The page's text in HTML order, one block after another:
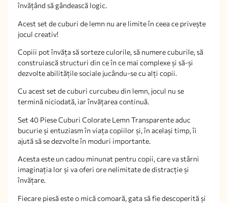
învățând să gândească logic.
Acest set de cuburi de lemn nu are limite în ceea ce privește
jocul creativ!
Copiii pot învăța să sorteze culorile, să numere cuburile, să
construiască structuri din ce în ce mai complexe și să-și
dezvolte abilitățile sociale jucându-se cu alți copii.
Cu acest set de cuburi curcubeu din lemn, jocul nu se
termină niciodată, iar învățarea continuă.
Set 40 Piese Cuburi Colorate Lemn Transparente aduc
bucurie și entuziasm în viața copiilor și, în același timp, îi
ajută să se dezvolte în moduri importante.
Acesta este un cadou minunat pentru copii, care va stârni
imaginația lor și va oferi ore nelimitate de distracție și
învățare.
Fiecare piesă este o mică comoară, gata să fie descoperită și